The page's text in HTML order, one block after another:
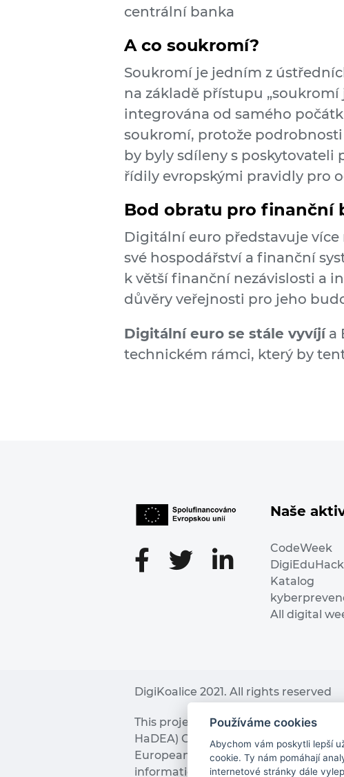
centrální banka
A co soukromí?
Soukromí je jedním z
na základě přístupu
integrována od samého
soukromí, protože
by byly sdíleny s poskytovateli
řídily evropskými pravidly pro
Bod obratu pro finanční
Digitální euro představuje
své hospodářství a finanční
k větší finanční nezávislosti a
důvěry veřejnosti pro jeho
Digitální euro se stále vyvíjía
technickém rámci, který by
Naše
CodeWeek
DigiEduHack
Katalog
All digital
DigiKoalice 2021. All rights reserved
This project has received funding
HaDEA) CEF TELECOM Calls 2019.
European Commission and the
information it contains.
Používáme cookies
Abychom vám poskytli lepší
cookie. Ty nám pomáhají
internetové stránky dále